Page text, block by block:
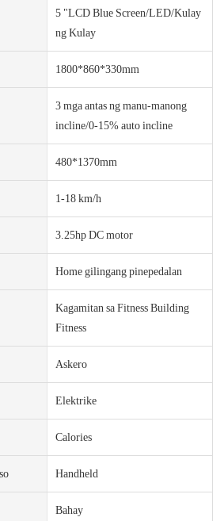
5 "LCD Blue Screen/LED/Kulay
ng Kulay
1800*860*330mm
3 mga antas ng manu-manong
incline/0-15% auto incline
480*1370mm
1-18 km/h
3.25hp DC motor
Home gilingang pinepedalan
Kagamitan sa Fitness Building
Fitness
Askero
Elektrike
Calories
Handheld
Bahay